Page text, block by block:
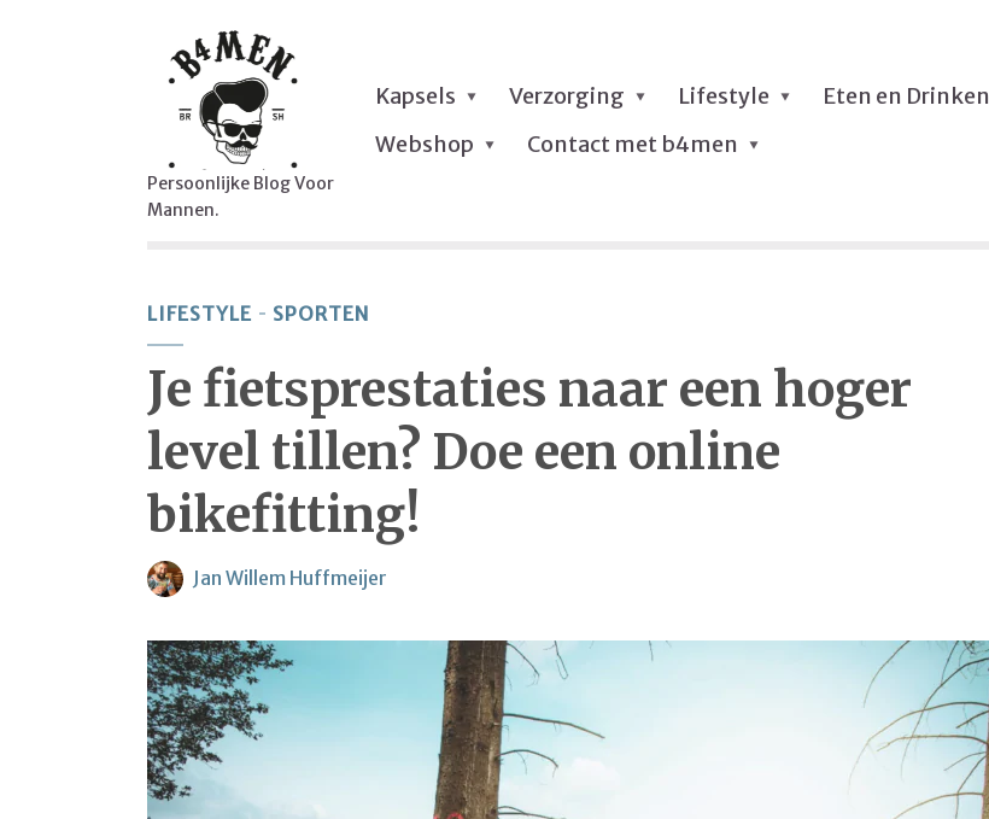
Persoonlijke Blog Voor
Mannen.
Kapsels Verzorging Lifestyle Eten en Drinken
Webshop
Contact met b4men
LIFESTYLE SPORTEN
Je fietsprestaties naar een hoger
level tillen? Doe een online
bikefitting!
Jan Willem Huffmeijer